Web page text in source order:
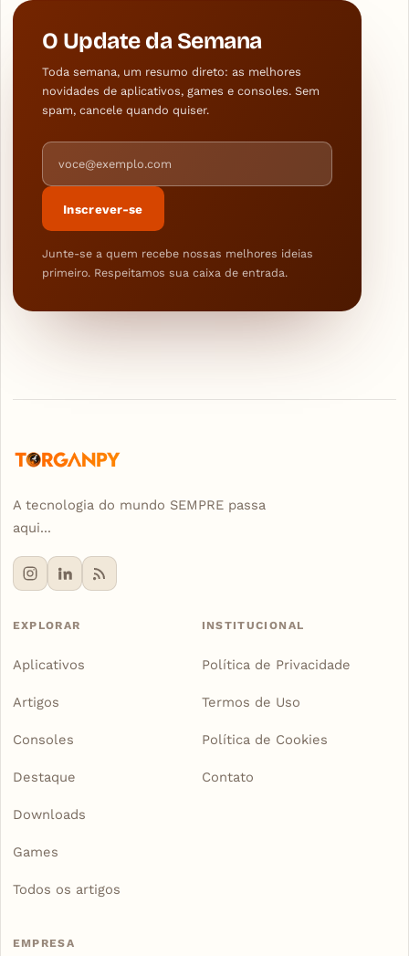
O Update da Semana
Toda semana, um resumo direto: as melhores
novidades de aplicativos, games e consoles. Sem
spam, cancele quando quiser.
Endereço de e-mail
Inscrever-se
Junte-se a quem recebe nossas melhores ideias
primeiro. Respeitamos sua caixa de entrada.
A tecnologia do mundo SEMPRE passa
aqui...
EXPLORAR
Aplicativos
Artigos
Consoles
Destaque
Downloads
Games
Todos os artigos
INSTITUCIONAL
Política de Privacidade
Termos de Uso
Política de Cookies
Contato
EMPRESA